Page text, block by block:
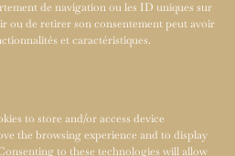
de navigation ou les ID uniques sur
ou de retirer son consentement peut avoir
et caractéristiques.
to store and/or access device
the browsing experience and to display
to these technologies will allow